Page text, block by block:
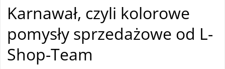
Karnawał, czyli kolorowe
pomysły sprzedażowe od L-
Shop-Team